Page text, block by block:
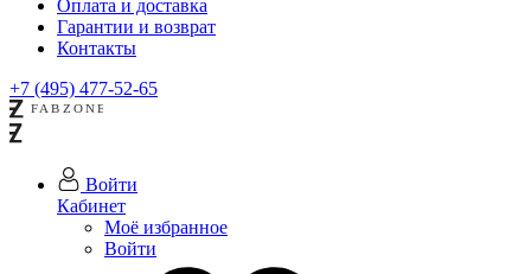
Оплата и доставка
Гарантии и возврат
Контакты
+7 (495) 477-52-65
Войти
Кабинет
Моё избранное
Войти